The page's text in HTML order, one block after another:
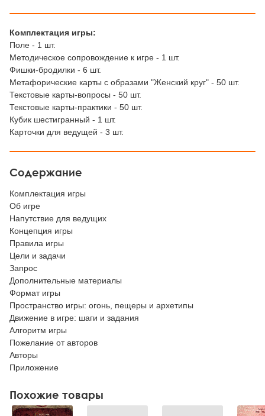
Комплектация игры:
Поле - 1 шт.
Методическое сопровождение к игре - 1 шт.
Фишки-бродилки - 6 шт.
Метафорические карты с образами "Женский круг" - 50 шт.
Текстовые карты-вопросы - 50 шт.
Текстовые карты-практики - 50 шт.
Кубик шестигранный - 1 шт.
Карточки для ведущей - 3 шт.
Содержание
Комплектация игры
Об игре
Напутствие для ведущих
Концепция игры
Правила игры
Цели и задачи
Запрос
Дополнительные материалы
Формат игры
Пространство игры: огонь, пещеры и архетипы
Движение в игре: шаги и задания
Алгоритм игры
Пожелание от авторов
Авторы
Приложение
Похожие товары